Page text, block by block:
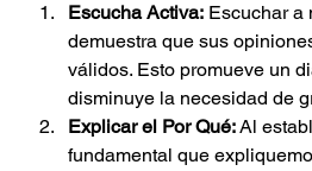
Escucha Activa: Escuchar a
demuestra que sus
válidos. Esto promueve un
disminuye la necesidad de
Explicar el Por Qué: Al
fundamental que